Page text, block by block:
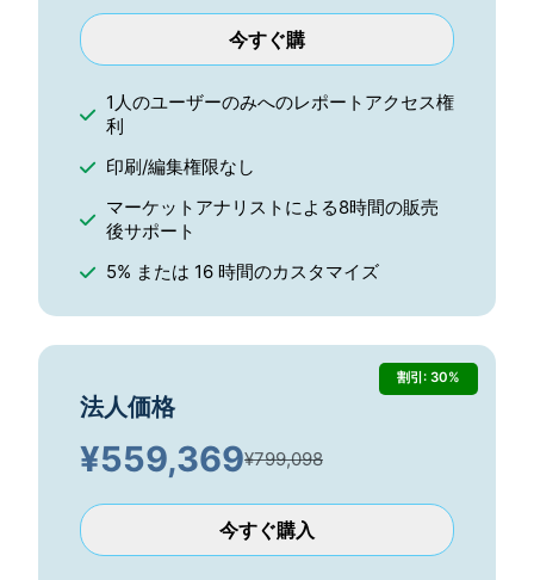
今すぐ購
1人のユーザーのみへのレポートアクセス権
利
印刷/編集権限なし
マーケットアナリストによる8時間の販売
後サポート
5% または 16 時間のカスタマイズ
割引: 30%
法人価格
¥559,369¥799,098
今すぐ購入